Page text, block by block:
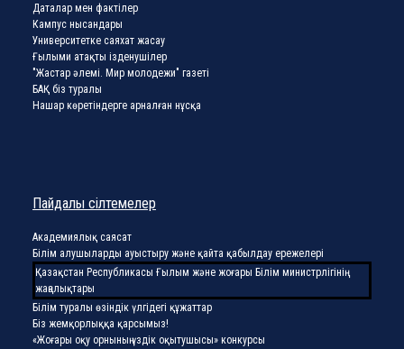
Даталар мен фактілер
Кампус нысандары
Университетке саяхат жасау
Ғылыми атақты ізденушілер
"Жастар әлемі. Мир молодежи" газеті
БАҚ біз туралы
Нашар көретіндерге арналған нұсқа
Пайдалы сілтемелер
Академиялық саясат
Білім алушыларды ауыстыру және қайта қабылдау ережелері
Қазақстан Республикасы Ғылым және жоғары Білім министрлігінің
жаңалықтары
Білім туралы өзіндік үлгідегі құжаттар
Біз жемқорлыққа қарсымыз!
«Жоғары оқу орнының үздік оқытушысы» конкурсы